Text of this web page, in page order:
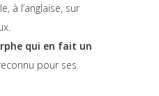
à l’anglaise, sur
qui en fait un
pour ses